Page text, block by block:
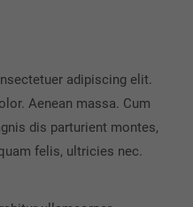
adipiscing elit.
Aenean massa. Cum
dis parturient montes,
felis, ultricies nec.